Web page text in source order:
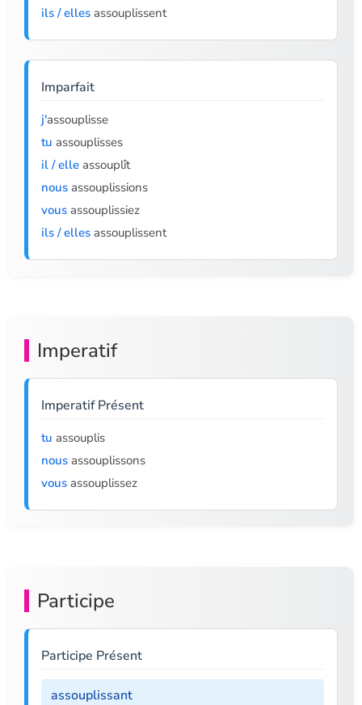
ils / elles assouplissent
Imparfait
j'assouplisse
tu assouplisses
il / elle assouplît
nous assouplissions
vous assouplissiez
ils / elles assouplissent
Imperatif
Imperatif Présent
tu assouplis
nous assouplissons
vous assouplissez
Participe
Participe Présent
assouplissant